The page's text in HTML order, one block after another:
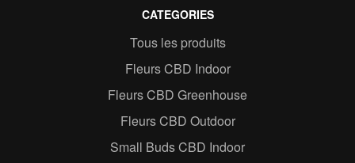
CATEGORIES
Tous les produits
Fleurs CBD Indoor
Fleurs CBD Greenhouse
Fleurs CBD Outdoor
Small Buds CBD Indoor